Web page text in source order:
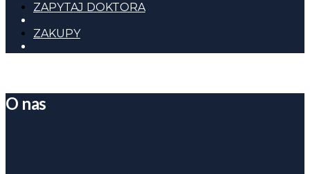
ZAPYTAJ DOKTORA
ZAKUPY
O nas